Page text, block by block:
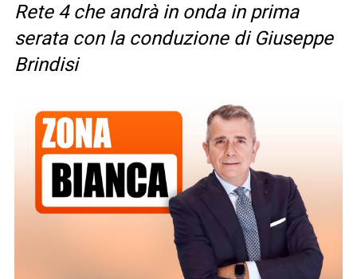
Rete 4 che andrà in onda in prima
serata con la conduzione di Giuseppe
Brindisi